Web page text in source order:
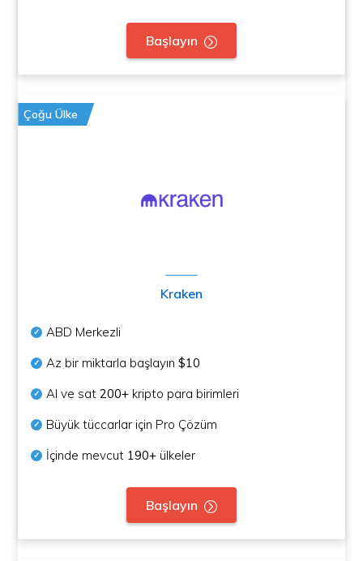
Başlayın
Çoğu Ülke
Kraken
ABD Merkezli
Az bir miktarla başlayın$10
Al ve sat200+ kripto para birimleri
Büyük tüccarlar için Pro Çözüm
İçinde mevcut 190+ ülkeler
Başlayın